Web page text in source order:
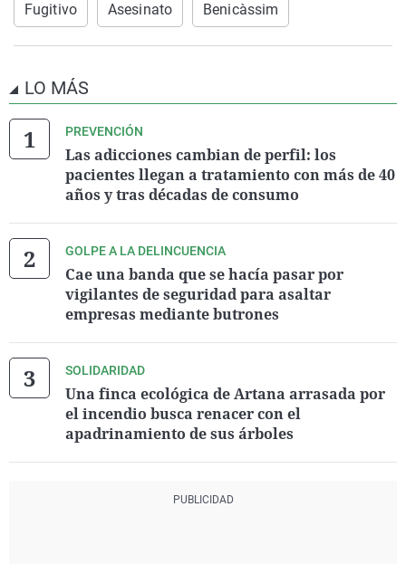
Fugitivo Asesinato Benicàssim
LO MÁS
PREVENCIÓN
Las adicciones cambian de perfil: los
pacientes llegan a tratamiento con más de 40
años y tras décadas de consumo
GOLPE A LA DELINCUENCIA
Cae una banda que se hacía pasar por
vigilantes de seguridad para asaltar
empresas mediante butrones
SOLIDARIDAD
Una finca ecológica de Artana arrasada por
el incendio busca renacer con el
apadrinamiento de sus árboles